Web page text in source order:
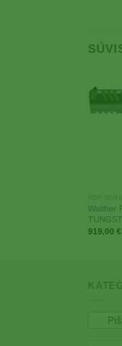
Walther
919,00 €